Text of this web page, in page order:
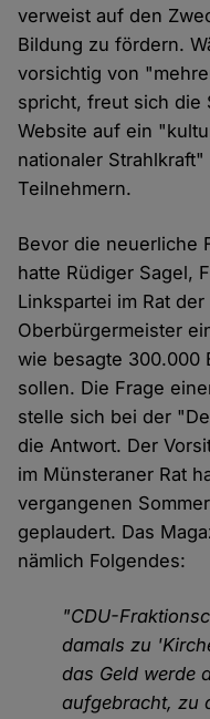
verweist auf den
Bildung zu fördern.
vorsichtig von
spricht, freut sich die
Website auf ein
nationaler
Teilnehmern.
Bevor die neuerliche
hatte Rüdiger Sagel,
Linkspartei im Rat
Oberbürgermeister
wie besagte 300.000
sollen. Die Frage
stelle sich bei der
die Antwort. Der
im Münsteraner Rat
vergangenen
geplaudert. Das
nämlich Folgendes:
"CDU-
damals zu
das Geld werde
aufgebracht, zu